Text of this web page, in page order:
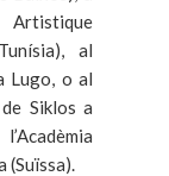
al
Lugo, o al
Siklos a